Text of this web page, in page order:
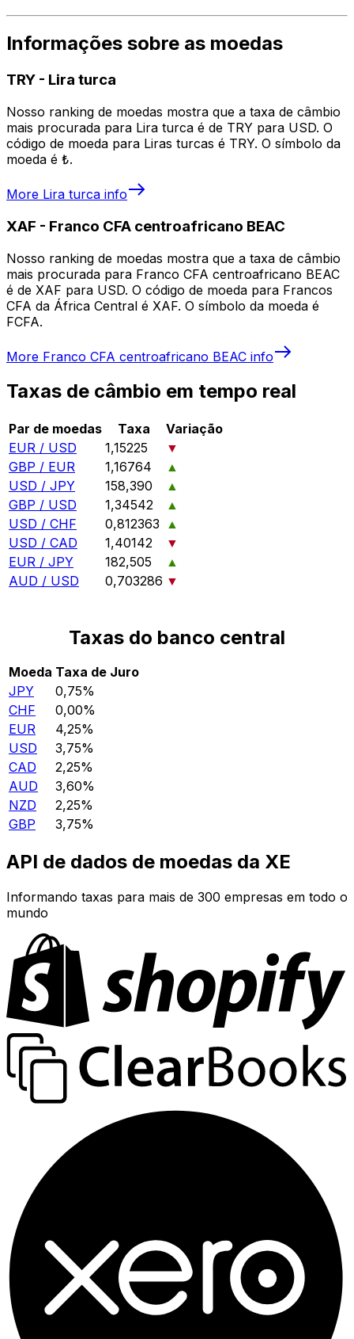
Informações sobre as moedas
TRY - Lira turca
Nosso ranking de moedas mostra que a taxa de câmbio
mais procurada para Lira turca é de TRY para USD. O
código de moeda para Liras turcas é TRY. O símbolo da
moeda é ₺.
More Lira turca info
XAF - Franco CFA centroafricano BEAC
Nosso ranking de moedas mostra que a taxa de câmbio
mais procurada para Franco CFA centroafricano BEAC
é de XAF para USD. O código de moeda para Francos
CFA da África Central é XAF. O símbolo da moeda é
FCFA.
More Franco CFA centroafricano BEAC info
Taxas de câmbio em tempo real
Par de moedas Taxa
Variação
EUR / USD
1,15225
▼
GBP / EUR
1,16764
▲
USD / JPY
158,390
▲
GBP / USD
1,34542
▲
USD / CHF
0,812363 ▲
USD / CAD
1,40142
▼
EUR / JPY
182,505
▲
AUD / USD
0,703286 ▼
Taxas do banco central
Moeda Taxa de Juro
JPY
0,75%
CHF
0,00%
EUR
4,25%
USD
3,75%
CAD
2,25%
AUD
3,60%
NZD
2,25%
GBP
3,75%
API de dados de moedas da XE
Informando taxas para mais de 300 empresas em todo o
mundo